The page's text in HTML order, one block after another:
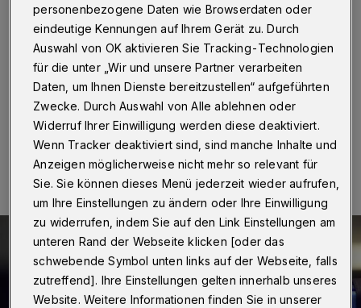
Wuppertal·Ein 16 Jahre alter Jugendlicher ist am
Sonntag (21. August 2022) gegen 19:50 Uhr im
Bereich der Rittershauser Brücke überfallen worden.
22.08.2022 , 15:45 Uhr Eine Minute Lesezeit
personenbezogene Daten wie Browserdaten oder
eindeutige Kennungen auf Ihrem Gerät zu. Durch
Auswahl von OK aktivieren Sie Tracking-Technologien
für die unter „Wir und unsere Partner verarbeiten
Daten, um Ihnen Dienste bereitzustellen“ aufgeführten
Zwecke. Durch Auswahl von Alle ablehnen oder
Widerruf Ihrer Einwilligung werden diese deaktiviert.
Wenn Tracker deaktiviert sind, sind manche Inhalte und
Anzeigen möglicherweise nicht mehr so relevant für
Sie. Sie können dieses Menü jederzeit wieder aufrufen,
um Ihre Einstellungen zu ändern oder Ihre Einwilligung
zu widerrufen, indem Sie auf den Link Einstellungen am
unteren Rand der Webseite klicken [oder das
schwebende Symbol unten links auf der Webseite, falls
zutreffend]. Ihre Einstellungen gelten innerhalb unseres
Website. Weitere Informationen finden Sie in unserer